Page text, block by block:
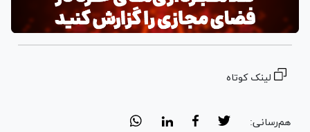
لینک کوتاه
هم‌رسانی: